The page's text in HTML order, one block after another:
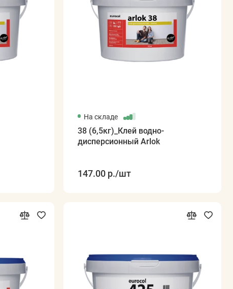
На складе
38 (6,5кг)_Клей водно-
дисперсионный Arlok
147.00 р./шт